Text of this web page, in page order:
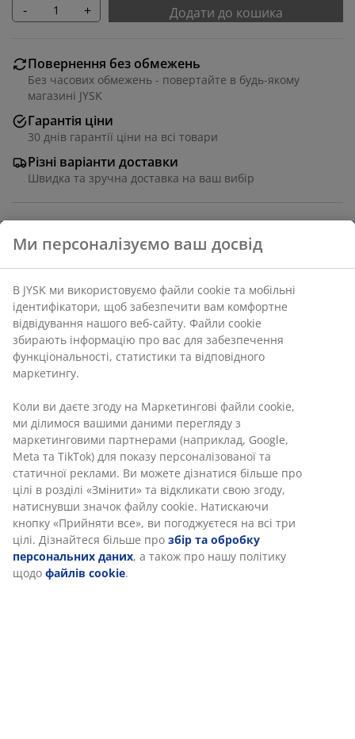
- + Додати до кошика
Повернення без обмежень
Без часових обмежень - повертайте в будь-якому
магазині JYSK
Гарантія ціни
30 днів гарантії ціни на всі товари
Різні варіанти доставки
Швидка та зручна доставка на ваш вибір
Кошик із м'якого сірого фетру, що ідеально
підходить для впорядкування дрібних предметів на
полицях або в шухлядах. Він має вбудовані ручки для
зручного перенесення, а м'який матеріал допомагає
захистити ваші речі від подряпин. 18х25х12 см
Артикул: 4912895
Характеристики
Відгуки
(0)
Доставка
Ми персоналізуємо ваш досвід
В JYSK ми використовуємо файли cookie та мобільні
ідентифікатори, щоб забезпечити вам комфортне
відвідування нашого веб-сайту. Файли cookie
збирають інформацію про вас для забезпечення
функціональності, статистики та відповідного
маркетингу.
Коли ви даєте згоду на Маркетингові файли cookie,
ми ділимося вашими даними перегляду з
маркетинговими партнерами (наприклад, Google,
Meta та TikTok) для показу персоналізованої та
статичної реклами. Ви можете дізнатися більше про
цілі в розділі «Змінити» та відкликати свою згоду,
натиснувши значок файлу cookie. Натискаючи
кнопку «Прийняти все», ви погоджуєтеся на всі три
цілі. Дізнайтеся більше про збір та обробку
персональних даних, а також про нашу політику
щодо файлів cookie.